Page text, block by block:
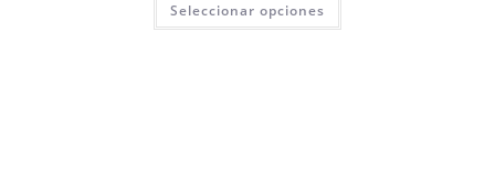
Seleccionar opciones